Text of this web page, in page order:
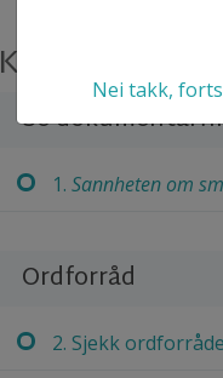
Kursoversikt
Se
1. Sannheten om
Ordforråd
2. Sjekk
Nei takk,